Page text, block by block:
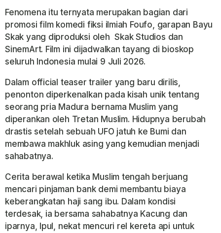
Fenomena itu ternyata merupakan bagian dari
promosi film komedi fiksi ilmiah Foufo, garapan Bayu
Skak yang diproduksi oleh Skak Studios dan
SinemArt. Film ini dijadwalkan tayang di bioskop
seluruh Indonesia mulai 9 Juli 2026.
Dalam official teaser trailer yang baru dirilis,
penonton diperkenalkan pada kisah unik tentang
seorang pria Madura bernama Muslim yang
diperankan oleh Tretan Muslim. Hidupnya berubah
drastis setelah sebuah UFO jatuh ke Bumi dan
membawa makhluk asing yang kemudian menjadi
sahabatnya.
Cerita berawal ketika Muslim tengah berjuang
mencari pinjaman bank demi membantu biaya
keberangkatan haji sang ibu. Dalam kondisi
terdesak, ia bersama sahabatnya Kacung dan
iparnya, Ipul, nekat mencuri rel kereta api untuk